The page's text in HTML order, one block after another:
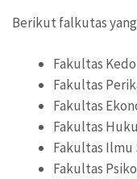
Berikut falkutas
Fakultas
Fakultas
Fakultas
Fakultas
Fakultas
Fakultas